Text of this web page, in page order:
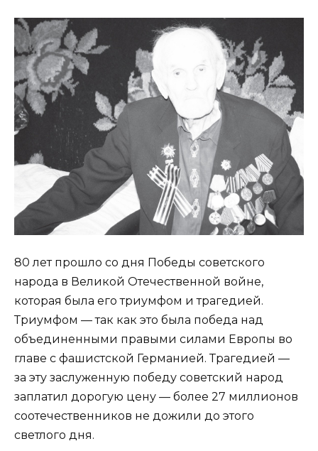
80 лет прошло со дня Победы советского
народа в Великой Отечественной войне,
которая была его триумфом и трагедией.
Триумфом — так как это была победа над
объединенными правыми силами Европы во
главе с фашистской Германией. Трагедией —
за эту заслуженную победу советский народ
заплатил дорогую цену — более 27 миллионов
соотечественников не дожили до этого
светлого дня.